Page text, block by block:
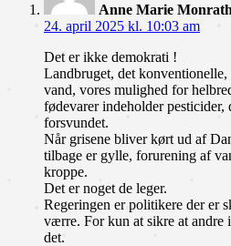
Anne Marie Monrath
24. april 2025 kl. 10:03 am
Det er ikke demokrati !
Landbruget, det
vand, vores mulighed for
fødevarer indeholder
forsvundet.
Når grisene bliver kørt ud af
tilbage er gylle, forurening af
kroppe.
Det er noget de leger.
Regeringen er politikere der er
værre. For kun at sikre at
det.